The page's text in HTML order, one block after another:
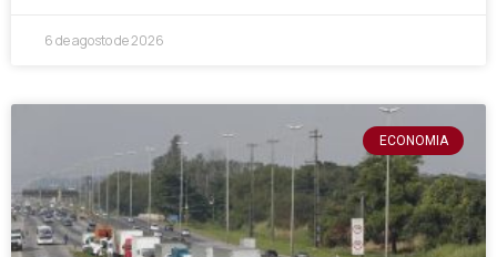
6 de agosto de 2026
ECONOMIA